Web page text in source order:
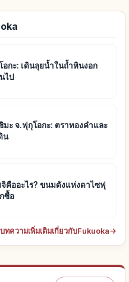
อกะ: เดินลุยน้ำในถ้ำหินงอก
ไป
มะ จ.ฟุกุโอกะ: ตราทองคำและ
น
จิคืออะไร? ขนมดังแห่งดาไซฟุ
ซื้อ
ทความเพิ่มเติมเกี่ยวกับFukuoka→